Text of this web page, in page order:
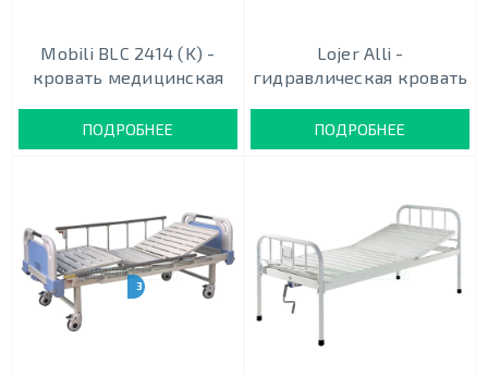
Mobili BLC 2414 (K) -
кровать медицинская
ПОДРОБНЕЕ
Lojer Alli -
гидравлическая кровать
ПОДРОБНЕЕ
3 МОДИФИКАЦИИ